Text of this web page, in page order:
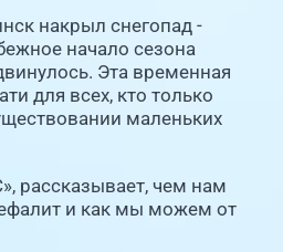
накрыл снегопад -
начало сезона
Эта временная
для всех, кто только
маленьких
рассказывает, чем нам
и как мы можем от